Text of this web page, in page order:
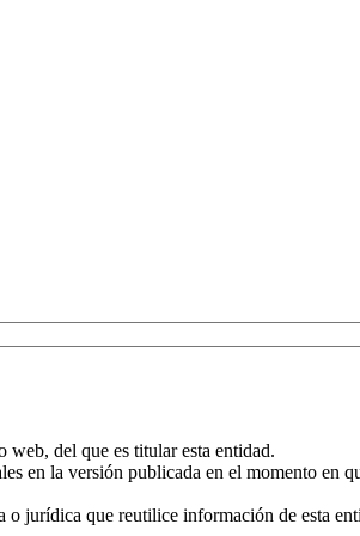
web, del que es titular esta entidad.
en la versión publicada en el momento en
jurídica que reutilice información de esta